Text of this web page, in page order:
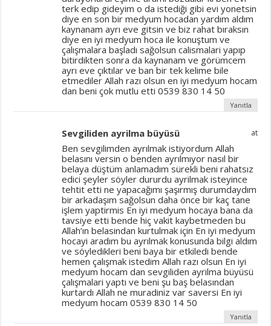
terk edip gideyim o da istediği gibi evi yonetsin
diye en son bir medyum hocadan yardım aldım
kaynanam ayrı eve gitsin ve biz rahat bıraksın
diye en iyi medyum hoca ile konuştum ve
çalışmalara başladı sağolsun calismalari yapıp
bitirdikten sonra da kaynanam ve görümcem
ayrı eve çıktılar ve ban bir tek kelime bile
etmediler Allah razı olsun en iyi medyum hocam
dan beni çok mutlu etti 0539 830 14 50
Yanıtla
Sevgiliden ayrilma büyüsü at
Ben sevgilimden ayrılmak istiyordum Allah
belasını versin o benden ayrılmıyor nasıl bir
belaya düştüm anlamadım sürekli beni rahatsız
edici şeyler söyler dururdu ayrilmak isteyince
tehtit etti ne yapacağımı şaşırmış durumdaydım
bir arkadaşım sağolsun daha önce bir kaç tane
işlem yaptirmis En iyi medyum hocaya bana da
tavsiye etti bende hiç vakit kaybetmeden bu
Allah’ın belasindan kurtulmak için En iyi medyum
hocayi aradım bu ayrılmak konusunda bilgi aldım
ve söyledikleri beni baya bir etkiledi bende
hemen çalışmak istedim Allah razı olsun En iyi
medyum hocam dan sevgiliden ayrilma büyüsü
çalışmalari yaptı ve beni şu baş belasından
kurtardı Allah ne muradiniz var saversi En iyi
medyum hocam 0539 830 14 50
Yanıtla